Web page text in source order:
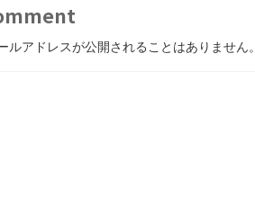
ルアドレスが公開されることはありません。